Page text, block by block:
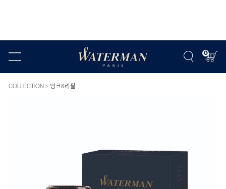
0
COLLECTION 잉크&리필